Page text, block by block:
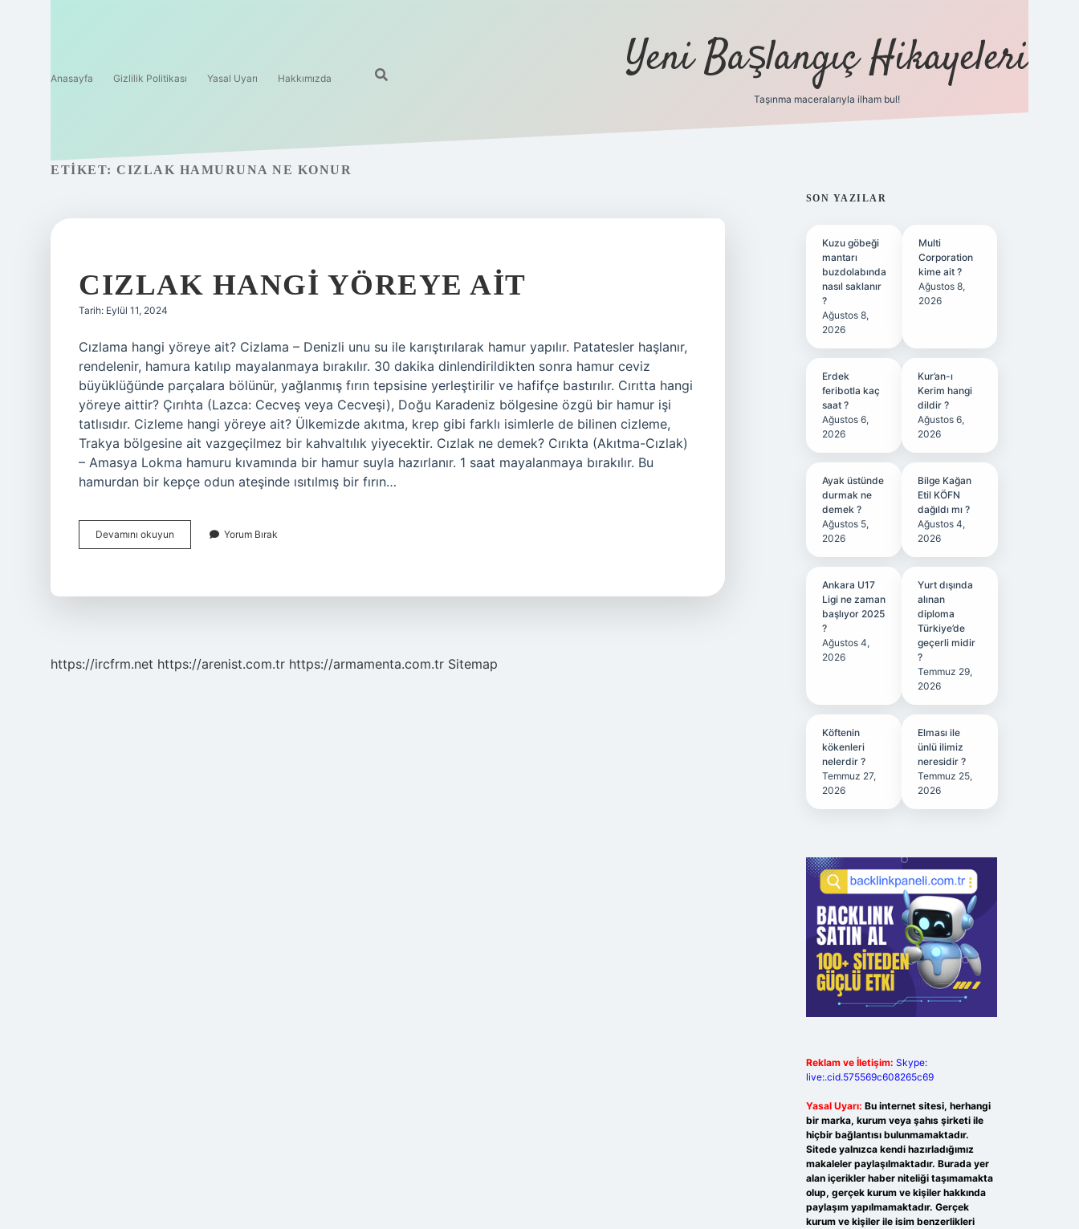
Anasayfa Gizlilik Politikası Yasal Uyarı Hakkımızda Yeni Başlangıç Hikayeleri
Taşınma maceralarıyla ilham bul!
ETIKET: CIZLAK HAMURUNA NE KONUR
CIZLAK HANGI YÖREYE AIT
Tarih: Eylül 11, 2024
Cızlama hangi yöreye ait? Cizlama – Denizli unu su ile karıştırılarak hamur yapılır. Patatesler haşlanır,
rendelenir, hamura katılıp mayalanmaya bırakılır. 30 dakika dinlendirildikten sonra hamur ceviz
büyüklüğünde parçalara bölünür, yağlanmış fırın tepsisine yerleştirilir ve hafifçe bastırılır. Cırıtta hangi
yöreye aittir? Çırıhta (Lazca: Cecveş veya Cecveşi), Doğu Karadeniz bölgesine özgü bir hamur işi
tatlısıdır. Cizleme hangi yöreye ait? Ülkemizde akıtma, krep gibi farklı isimlerle de bilinen cizleme,
Trakya bölgesine ait vazgeçilmez bir kahvaltılık yiyecektir. Cızlak ne demek? Cırıkta (Akıtma-Cızlak)
– Amasya Lokma hamuru kıvamında bir hamur suyla hazırlanır. 1 saat mayalanmaya bırakılır. Bu
hamurdan bir kepçe odun ateşinde ısıtılmış bir fırın…
Devamını okuyun
Hangi
Yorum Bırak
https://ircfrm.net https://arenist.com.tr https://armamenta.com.tr Sitemap
SIDEBAR
SON YAZILAR
Kuzu göbeği
mantarı
buzdolabında
nasıl saklanır
?
Ağustos 8,
2026
Multi
Corporation
kime ait ?
Ağustos 8,
2026
Erdek
feribotla kaç
saat ?
Ağustos 6,
2026
Kur’an-ı
Kerim hangi
dildir ?
Ağustos 6,
2026
Ayak üstünde
durmak ne
demek ?
Ağustos 5,
2026
Bilge Kağan
Etil KÖFN
dağıldı mı ?
Ağustos 4,
2026
Ankara U17
Ligi ne zaman
başlıyor 2025
?
Ağustos 4,
2026
Yurt dışında
alınan
diploma
Türkiye’de
geçerli midir
?
Temmuz 29,
2026
Köftenin
kökenleri
nelerdir ?
Temmuz 27,
2026
Elması ile
ünlü ilimiz
neresidir ?
Temmuz 25,
2026
Reklam ve İletişim: Skype:
live:.cid.575569c608265c69
Yasal Uyarı: Bu internet sitesi, herhangi
bir marka, kurum veya şahıs şirketi ile
hiçbir bağlantısı bulunmamaktadır.
Sitede yalnızca kendi hazırladığımız
makaleler paylaşılmaktadır. Burada yer
alan içerikler haber niteliği taşımamakta
olup, gerçek kurum ve kişiler hakkında
paylaşım yapılmamaktadır. Gerçek
kurum ve kişiler ile isim benzerlikleri